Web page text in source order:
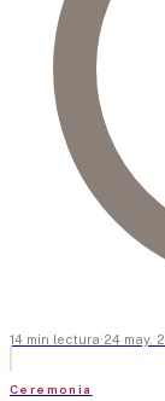
14 min lectura·24 may.
Ceremonia